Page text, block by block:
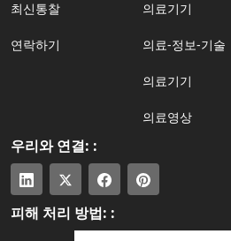
최신통찰
연락하기
의료기기
의료-정보-기술
의료기기
의료영상
우리와 연결: :
피해 처리 방법: :